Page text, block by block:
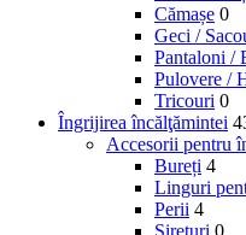
Cămașe 0
Geci /
Pantaloni /
Pulovere /
Tricouri 0
Îngrijirea încălţămintei
Accesorii pentru
Bureți 4
Linguri
Perii 4